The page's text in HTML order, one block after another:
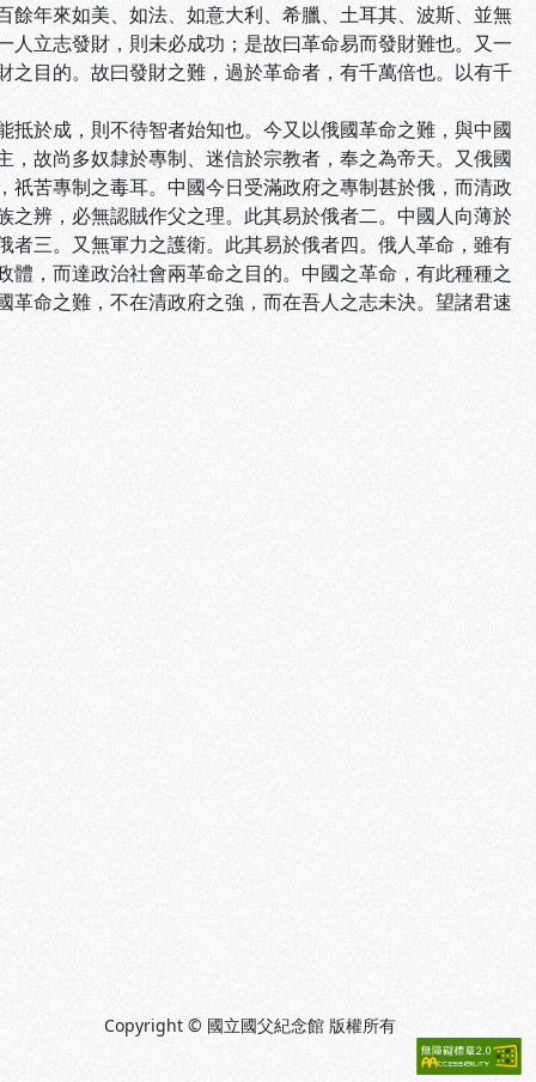
年來如美、如法、如意大利、希臘、土耳其、波斯、並無
立志發財，則未必成功；是故曰革命易而發財難也。又一
目的。故曰發財之難，過於革命者，有千萬倍也。以有千
於成，則不待智者始知也。今又以俄國革命之難，與中國
故尚多奴隸於專制、迷信於宗教者，奉之為帝天。又俄國
苦專制之毒耳。中國今日受滿政府之專制甚於俄，而清政
辨，必無認賊作父之理。此其易於俄者二。中國人向薄於
三。又無軍力之護衛。此其易於俄者四。俄人革命，雖有
，而達政治社會兩革命之目的。中國之革命，有此種種之
命之難，不在清政府之強，而在吾人之志未決。望諸君速
Copyright © 國立國父紀念館 版權所有